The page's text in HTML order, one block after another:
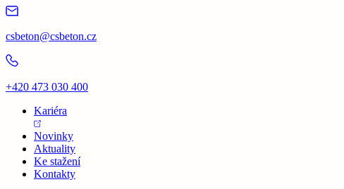
csbeton@csbeton.cz
+420 473 030 400
Kariéra
Novinky
Aktuality
Ke stažení
Kontakty